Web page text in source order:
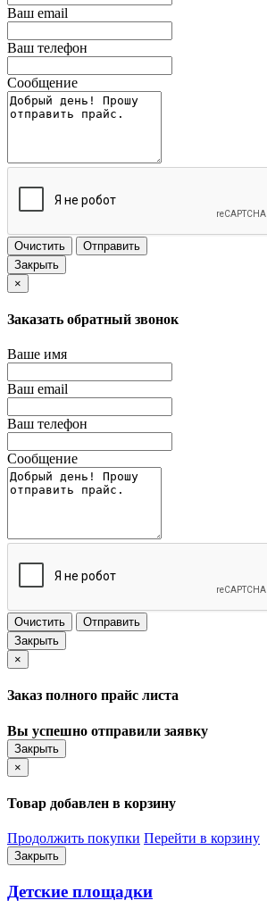
Ваш email
Ваш телефон
Сообщение
Очистить
Отправить
Закрыть
×
Заказать обратный звонок
Ваше имя
Ваш email
Ваш телефон
Сообщение
Очистить
Отправить
Закрыть
×
Заказ полного прайс листа
Вы успешно отправили заявку
Закрыть
×
Товар добавлен в корзину
Продолжить покупки Перейти в корзину
Закрыть
Детские площадки